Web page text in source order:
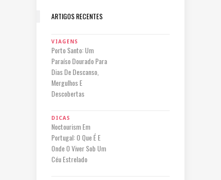
ARTIGOS RECENTES
VIAGENS
Porto Santo: Um
Paraíso Dourado Para
Dias De Descanso,
Mergulhos E
Descobertas
DICAS
Noctourism Em
Portugal: O Que É E
Onde O Viver Sob Um
Céu Estrelado